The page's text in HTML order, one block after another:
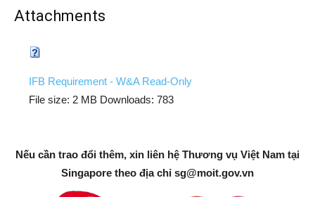
Attachments
IFB Requirement - W&A Read-Only
File size: 2 MB Downloads: 783
Nếu cần trao đổi thêm, xin liên hệ Thương vụ Việt Nam tại
Singapore theo địa chỉ sg@moit.gov.vn